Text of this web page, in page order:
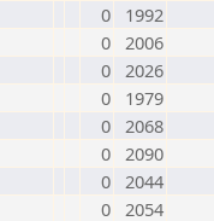
0
1992
0 2006
0 2026
0
1979
0 2068
0 2090
0 2044
0 2054